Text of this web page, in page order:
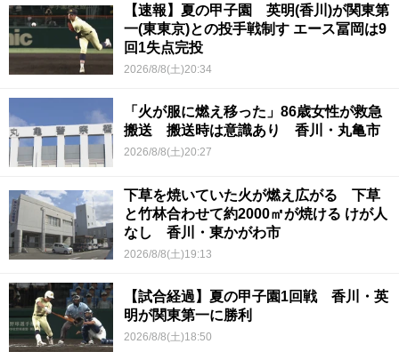
【速報】夏の甲子園 英明(香川)が関東第
一(東東京)との投手戦制す エース冨岡は9
回1失点完投
2026/8/8(土)20:34
「火が服に燃え移った」86歳女性が救急
搬送 搬送時は意識あり 香川・丸亀市
2026/8/8(土)20:27
下草を焼いていた火が燃え広がる 下草
と竹林合わせて約2000㎡が焼ける けが人
なし 香川・東かがわ市
2026/8/8(土)19:13
【試合経過】夏の甲子園1回戦 香川・英
明が関東第一に勝利
2026/8/8(土)18:50